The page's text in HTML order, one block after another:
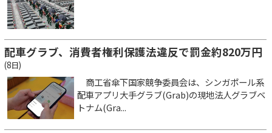
配車グラブ、消費者権利保護法違反で罰金約820万円
(8日)
商工省傘下国家競争委員会は、シンガポール系
配車アプリ大手グラブ(Grab)の現地法人グラブベ
トナム(Gra...